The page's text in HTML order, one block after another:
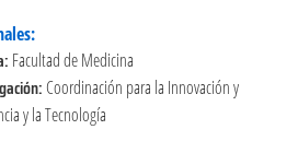
Facultad de Medicina
Coordinación para la Innovación y
y la Tecnología